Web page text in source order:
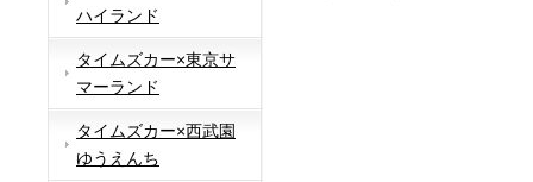
ハイランド
タイムズカー×東京サ
マーランド
タイムズカー×西武園
ゆうえんち